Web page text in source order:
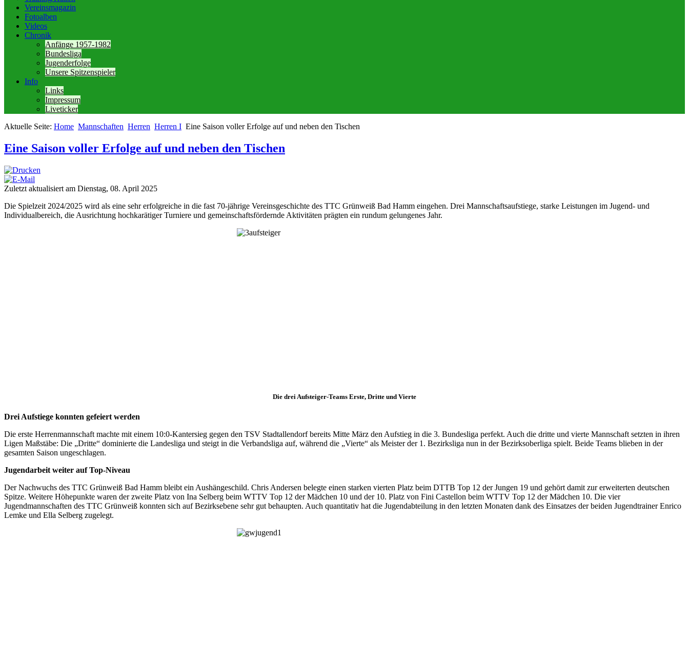
Vereinsmagazin
Fotoalben
Videos
Chronik
Anfänge 1957-1982
Bundesliga
Jugenderfolge
Unsere Spitzenspieler
Info
Links
Impressum
Liveticker
Aktuelle Seite: Home Mannschaften Herren Herren I Eine Saison voller Erfolge auf und neben den Tischen
Eine Saison voller Erfolge auf und neben den Tischen
Zuletzt aktualisiert am Dienstag, 08. April 2025
Die Spielzeit 2024/2025 wird als eine sehr erfolgreiche in die fast 70-jährige Vereinsgeschichte des TTC Grünweiß Bad Hamm eingehen. Drei Mannschaftsaufstiege, starke Leistungen im Jugend- und
Individualbereich, die Ausrichtung hochkarätiger Turniere und gemeinschaftsfördernde Aktivitäten prägten ein rundum gelungenes Jahr.
Die drei Aufsteiger-Teams Erste, Dritte und Vierte
Drei Aufstiege konnten gefeiert werden
Die erste Herrenmannschaft machte mit einem 10:0-Kantersieg gegen den TSV Stadtallendorf bereits Mitte März den Aufstieg in die 3. Bundesliga perfekt. Auch die dritte und vierte Mannschaft setzten in ihren
Ligen Maßstäbe: Die „Dritte“ dominierte die Landesliga und steigt in die Verbandsliga auf, während die „Vierte“ als Meister der 1. Bezirksliga nun in der Bezirksoberliga spielt. Beide Teams blieben in der
gesamten Saison ungeschlagen.
Jugendarbeit weiter auf Top-Niveau
Der Nachwuchs des TTC Grünweiß Bad Hamm bleibt ein Aushängeschild. Chris Andersen belegte einen starken vierten Platz beim DTTB Top 12 der Jungen 19 und gehört damit zur erweiterten deutschen
Spitze. Weitere Höhepunkte waren der zweite Platz von Ina Selberg beim WTTV Top 12 der Mädchen 10 und der 10. Platz von Fini Castellon beim WTTV Top 12 der Mädchen 10. Die vier
Jugendmannschaften des TTC Grünweiß konnten sich auf Bezirksebene sehr gut behaupten. Auch quantitativ hat die Jugendabteilung in den letzten Monaten dank des Einsatzes der beiden Jugendtrainer Enrico
Lemke und Ella Selberg zugelegt.